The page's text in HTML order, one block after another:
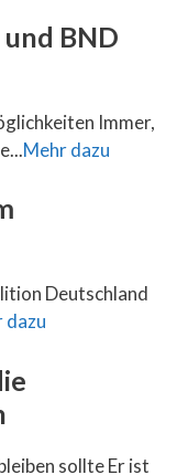
BND
Immer,
Mehr dazu
Deutschland
dazu
sollte Er ist